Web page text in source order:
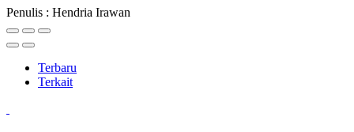
Penulis : Hendria Irawan
Terbaru
Terkait